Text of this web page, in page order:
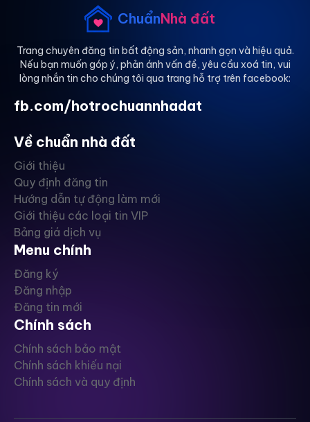
Chuyên nhà đẹp khu Bắc Từ Liêm – hỗ trợ pháp lý,
vay vốn, tìm nhà theo nhu cầu
ChuẩnNhà đất
Trang chuyên đăng tin bất động sản, nhanh gọn và hiệu quả.
Nếu bạn muốn góp ý, phản ánh vấn đề, yêu cầu xoá tin, vui
lòng nhắn tin cho chúng tôi qua trang hỗ trợ trên facebook:
fb.com/hotrochuannhadat
Về chuẩn nhà đất
Giới thiệu
Quy định đăng tin
Hướng dẫn tự động làm mới
Giới thiệu các loại tin VIP
Bảng giá dịch vụ
Menu chính
Đăng ký
Đăng nhập
Đăng tin mới
Chính sách
Chính sách bảo mật
Chính sách khiếu nại
Chính sách và quy định